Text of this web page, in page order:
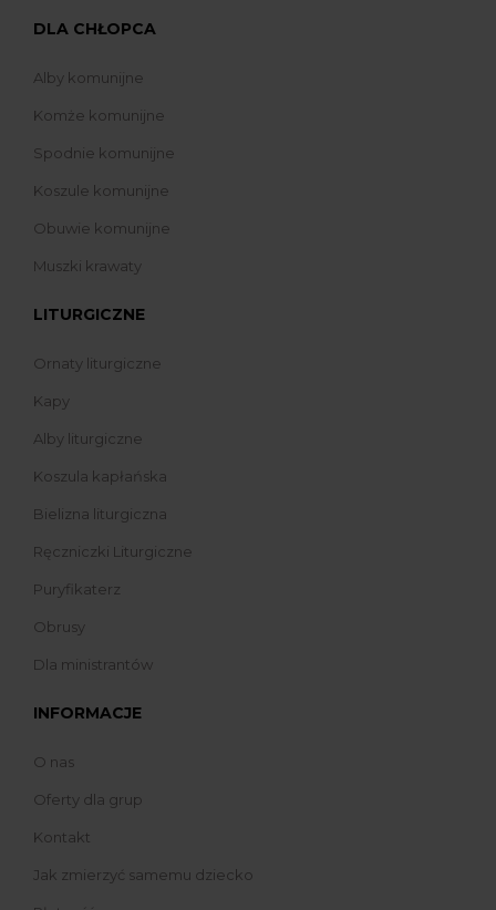
DLA CHŁOPCA
Alby komunijne
Komże komunijne
Spodnie komunijne
Koszule komunijne
Obuwie komunijne
Muszki krawaty
LITURGICZNE
Ornaty liturgiczne
Kapy
Alby liturgiczne
Koszula kapłańska
Bielizna liturgiczna
Ręczniczki Liturgiczne
Puryfikaterz
Obrusy
Dla ministrantów
INFORMACJE
O nas
Oferty dla grup
Kontakt
Jak zmierzyć samemu dziecko